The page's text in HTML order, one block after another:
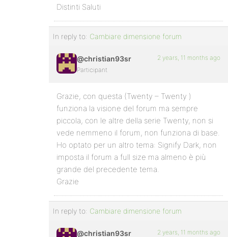
Distinti Saluti
In reply to: Cambiare dimensione forum
@christian93sr
Participant
2 years, 11 months ago
Grazie, con questa (Twenty – Twenty )
funziona la visione del forum ma sempre
piccola, con le altre della serie Twenty, non si
vede nemmeno il forum, non funziona di base.
Ho optato per un altro tema: Signify Dark, non
imposta il forum a full size ma almeno è più
grande del precedente tema.
Grazie
In reply to: Cambiare dimensione forum
@christian93sr 2 years, 11 months ago